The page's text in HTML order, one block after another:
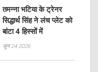
तमन्ना भटिया के ट्रेनर
सिद्धार्थ सिंह ने लंच प्लेट को
बांटा 4 हिस्सों में
जून 24 2026